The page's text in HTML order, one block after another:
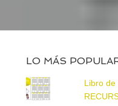
LO MÁS
Libro de